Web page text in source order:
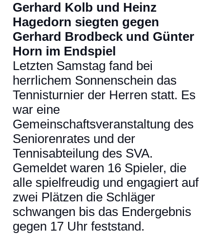
Gerhard Kolb und Heinz
Hagedorn siegten gegen
Gerhard Brodbeck und Günter
Horn im Endspiel
Letzten Samstag fand bei
herrlichem Sonnenschein das
Tennisturnier der Herren statt. Es
war eine
Gemeinschaftsveranstaltung des
Seniorenrates und der
Tennisabteilung des SVA.
Gemeldet waren 16 Spieler, die
alle spielfreudig und engagiert auf
zwei Plätzen die Schläger
schwangen bis das Endergebnis
gegen 17 Uhr feststand.